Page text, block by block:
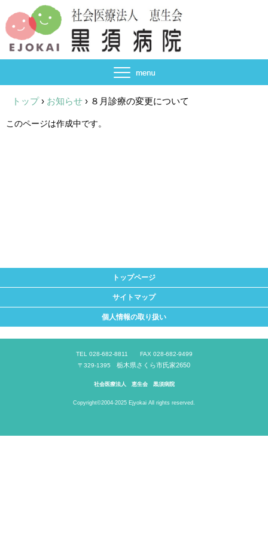
トップ › お知らせ › ８月診療の変更について
このページは作成中です。
トップページ
サイトマップ
個人情報の取り扱い
TEL 028-682-8811 FAX 028-682-9499
〒329-1395 栃木県さくら市氏家2650
社会医療法人 恵生会 黒須病院
Copyright©2004-2025 Ejyokai All rights reserved.